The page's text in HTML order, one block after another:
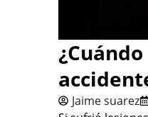
Jaime suarez